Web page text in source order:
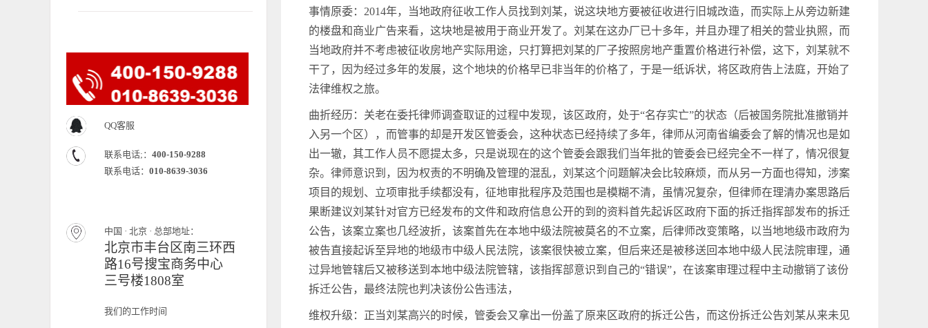
QQ客服
联系电话;： 400-150-9288
联系电话： 010-8639-3036
中国 · 北京 · 总部地址：
北京市丰台区南三环西
路16号搜宝商务中心
三号楼1808室
我们的工作时间
事情原委：2014年，当地政府征收工作人员找到刘某，说这块地方要被征收进行旧城改造，而实际上从旁边新建
的楼盘和商业广告来看，这块地是被用于商业开发了。刘某在这办厂已十多年，并且办理了相关的营业执照，而
当地政府并不考虑被征收房地产实际用途，只打算把刘某的厂子按照房地产重置价格进行补偿，这下，刘某就不
干了，因为经过多年的发展，这个地块的价格早已非当年的价格了，于是一纸诉状，将区政府告上法庭，开始了
法律维权之旅。
曲折经历：关老在委托律师调查取证的过程中发现，该区政府，处于“名存实亡”的状态（后被国务院批准撤销并
入另一个区），而管事的却是开发区管委会，这种状态已经持续了多年，律师从河南省编委会了解的情况也是如
出一辙，其工作人员不愿提太多，只是说现在的这个管委会跟我们当年批的管委会已经完全不一样了，情况很复
杂。律师意识到，因为权责的不明确及管理的混乱，刘某这个问题解决会比较麻烦，而从另一方面也得知，涉案
项目的规划、立项审批手续都没有，征地审批程序及范围也是模糊不清，虽情况复杂，但律师在理清办案思路后
果断建议刘某针对官方已经发布的文件和政府信息公开的到的资料首先起诉区政府下面的拆迁指挥部发布的拆迁
公告，该案立案也几经波折，该案首先在本地中级法院被莫名的不立案，后律师改变策略，以当地地级市政府为
被告直接起诉至异地的地级市中级人民法院，该案很快被立案，但后来还是被移送回本地中级人民法院审理，通
过异地管辖后又被移送到本地中级法院管辖，该指挥部意识到自己的“错误”，在该案审理过程中主动撤销了该份
拆迁公告，最终法院也判决该份公告违法，
维权升级：正当刘某高兴的时候，管委会又拿出一份盖了原来区政府的拆迁公告，而这份拆迁公告刘某从来未见